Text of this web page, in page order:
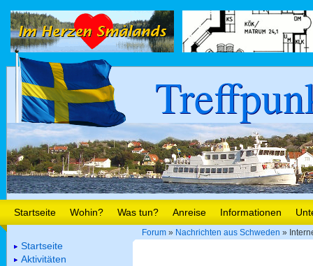
Startseite Wohin? Was tun? Anreise Informationen
Forum » Nachrichten aus Schweden »
Startseite
Aktivitäten